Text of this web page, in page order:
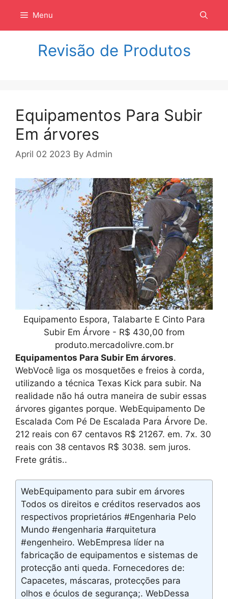
isi
Menu
Revisão de Produtos
Equipamentos Para Subir
Em árvores
April 02 2023 By Admin
Equipamento Espora, Talabarte E Cinto Para
Subir Em Árvore - R$ 430,00 from
produto.mercadolivre.com.br
Equipamentos Para Subir Em árvores.
WebVocê liga os mosquetões e freios à corda,
utilizando a técnica Texas Kick para subir. Na
realidade não há outra maneira de subir essas
árvores gigantes porque. WebEquipamento De
Escalada Com Pé De Escalada Para Árvore De.
212 reais con 67 centavos R$ 21267. em. 7x. 30
reais con 38 centavos R$ 3038. sem juros.
Frete grátis..
WebEquipamento para subir em árvores
Todos os direitos e créditos reservados aos
respectivos proprietários #Engenharia Pelo
Mundo #engenharia #arquitetura
#engenheiro. WebEmpresa líder na
fabricação de equipamentos e sistemas de
protecção anti queda. Fornecedores de:
Capacetes, máscaras, protecções para
olhos e óculos de segurança;. WebDessa